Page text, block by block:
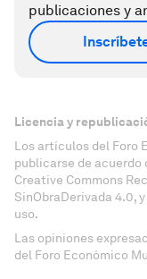
publicaciones y
Licencia y
Los artículos del Foro
publicarse de
Creative Commons
SinObraDerivada 4.0,
uso.
Las opiniones
del Foro Económico